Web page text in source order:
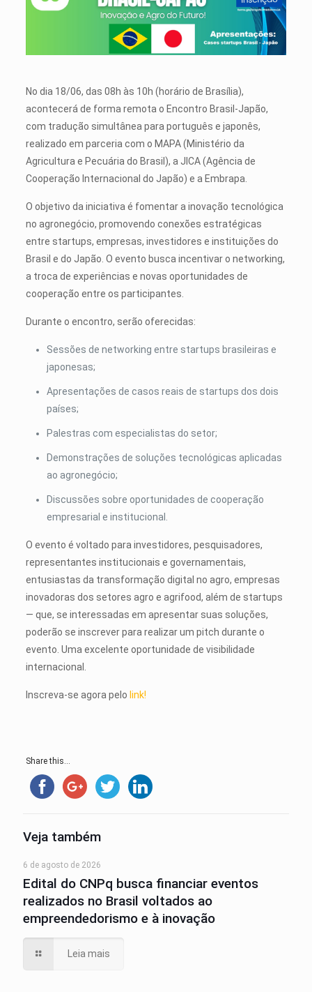
No dia 18/06, das 08h às 10h (horário de Brasília),
acontecerá de forma remota o Encontro Brasil-Japão,
com tradução simultânea para português e japonês,
realizado em parceria com o MAPA (Ministério da
Agricultura e Pecuária do Brasil), a JICA (Agência de
Cooperação Internacional do Japão) e a Embrapa.
O objetivo da iniciativa é fomentar a inovação tecnológica
no agronegócio, promovendo conexões estratégicas
entre startups, empresas, investidores e instituições do
Brasil e do Japão. O evento busca incentivar o networking,
a troca de experiências e novas oportunidades de
cooperação entre os participantes.
Durante o encontro, serão oferecidas:
Sessões de networking entre startups brasileiras e
japonesas;
Apresentações de casos reais de startups dos dois
países;
Palestras com especialistas do setor;
Demonstrações de soluções tecnológicas aplicadas
ao agronegócio;
Discussões sobre oportunidades de cooperação
empresarial e institucional.
O evento é voltado para investidores, pesquisadores,
representantes institucionais e governamentais,
entusiastas da transformação digital no agro, empresas
inovadoras dos setores agro e agrifood, além de startups
— que, se interessadas em apresentar suas soluções,
poderão se inscrever para realizar um pitch durante o
evento. Uma excelente oportunidade de visibilidade
internacional.
Inscreva-se agora pelo link!
Share this...
Veja também
6 de agosto de 2026
Edital do CNPq busca financiar eventos
realizados no Brasil voltados ao
empreendedorismo e à inovação
Leia mais